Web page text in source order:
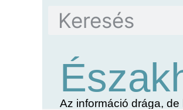
Az információ drága,